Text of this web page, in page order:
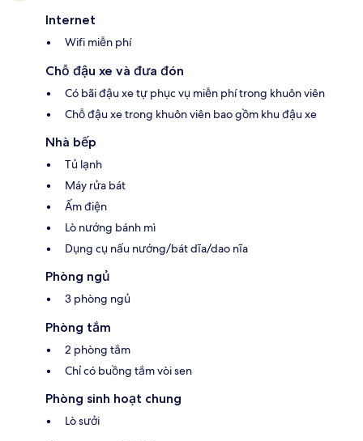
Internet
Wifi miễn phí
Chỗ đậu xe và đưa đón
Có bãi đậu xe tự phục vụ miễn phí trong khuôn viên
Chỗ đậu xe trong khuôn viên bao gồm khu đậu xe
Nhà bếp
Tủ lạnh
Máy rửa bát
Ấm điện
Lò nướng bánh mì
Dụng cụ nấu nướng/bát dĩa/dao nĩa
Phòng ngủ
3 phòng ngủ
Phòng tắm
2 phòng tắm
Chỉ có buồng tắm vòi sen
Phòng sinh hoạt chung
Lò sưởi